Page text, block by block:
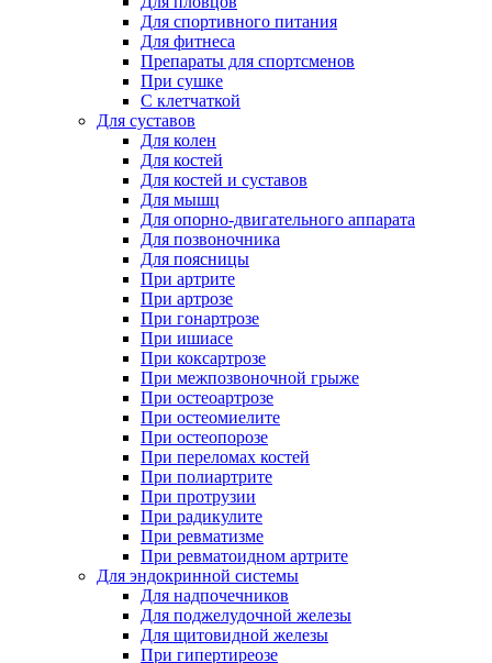
Для спортивного питания
Для фитнеса
Препараты для спортсменов
При сушке
С клетчаткой
Для суставов
Для колен
Для костей
Для костей и суставов
Для мышц
Для опорно-двигательного аппарата
Для позвоночника
Для поясницы
При артрите
При артрозе
При гонартрозе
При ишиасе
При коксартрозе
При межпозвоночной грыже
При остеоартрозе
При остеомиелите
При остеопорозе
При переломах костей
При полиартрите
При протрузии
При радикулите
При ревматизме
При ревматоидном артрите
Для эндокринной системы
Для надпочечников
Для поджелудочной железы
Для щитовидной железы
При гипертиреозе